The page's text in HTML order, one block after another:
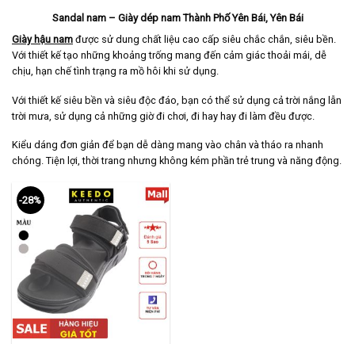
Sandal nam – Giày dép nam Thành Phố Yên Bái, Yên Bái
Giày hậu nam được sử dung chất liệu cao cấp siêu chắc chắn, siêu bền.
Với thiết kế tạo những khoảng trống mang đến cảm giác thoải mái, dễ
chịu, hạn chế tình trạng ra mồ hôi khi sử dụng.
Với thiết kế siêu bền và siêu độc đáo, bạn có thể sử dụng cả trời nắng lẫn
trời mưa, sử dụng cả những giờ đi chơi, đi hay hay đi làm đều được.
Kiểu dáng đơn giản để bạn dễ dàng mang vào chân và tháo ra nhanh
chóng. Tiện lợi, thời trang nhưng không kém phần trẻ trung và năng động.
-28%